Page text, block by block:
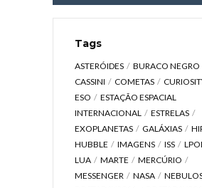
Tags
ASTERÓIDES
BURACO NEGRO
CASSINI
COMETAS
ESO
ESTAÇÃO ESPACIAL
INTERNACIONAL
ESTRELAS
EXOPLANETAS
GALÁXIAS
HUBBLE
IMAGENS ISS
LUA
MARTE
MERCÚRIO
MESSENGER
NASA